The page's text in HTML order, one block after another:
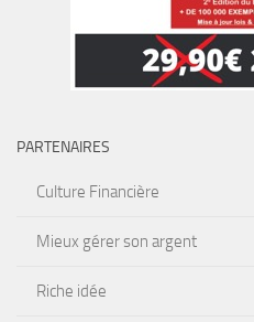
PARTENAIRES
Culture Financière
Mieux gérer son argent
Riche idée